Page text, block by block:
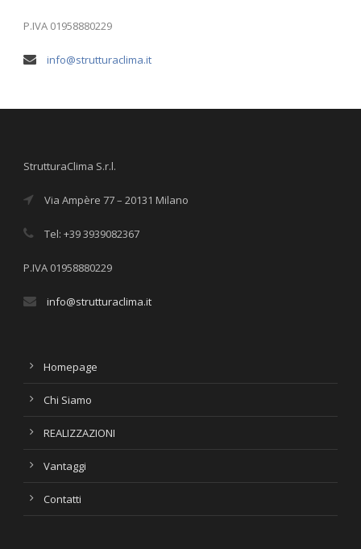
P.IVA 01958880229
info@strutturaclima.it
StrutturaClima S.r.l.
Via Ampère 77 – 20131 Milano
Tel: +39 3939082367
P.IVA 01958880229
info@strutturaclima.it
Homepage
Chi Siamo
REALIZZAZIONI
Vantaggi
Contatti